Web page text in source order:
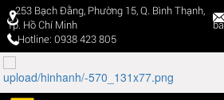
253 Bạch Đằng, Phường 15, Q. Bình Thạnh,
Tp. Hồ Chí Minh
Hotline: 0938 423 805